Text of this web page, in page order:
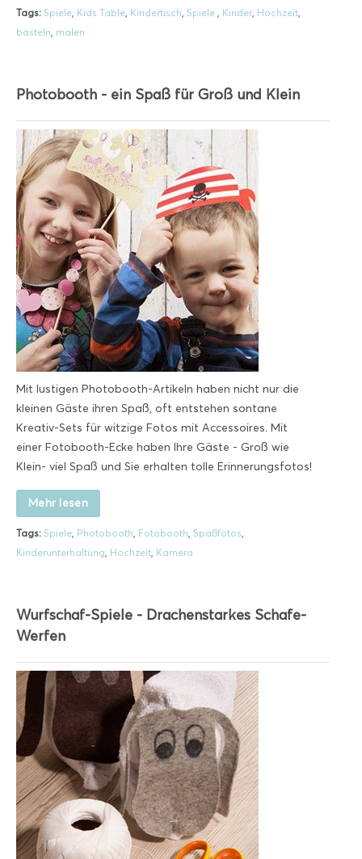
Tags: Spiele Kids Table Kindertisch Spiele Kinder Hochzeit
basteln malen
Photobooth - ein Spaß für Groß und Klein
Mit lustigen Photobooth-Artikeln haben nicht nur die
kleinen Gäste ihren Spaß, oft entstehen sontane
Kreativ-Sets für witzige Fotos mit Accessoires. Mit
einer Fotobooth-Ecke haben Ihre Gäste - Groß wie
Klein- viel Spaß und Sie erhalten tolle Erinnerungsfotos!
Mehr lesen
Tags: Spiele Photobooth Fotobooth Spaßfotos
Kinderunterhaltung Hochzeit Kamera
Wurfschaf-Spiele - Drachenstarkes Schafe-
Werfen